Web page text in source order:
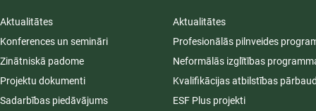
Aktualitātes
Konferences un semināri
Zinātniskā padome
Projektu dokumenti
Sadarbības piedāvājums
Aktualitātes
Profesionālās pilnveides
Neformālās izglītības
Kvalifikācijas atbilstības
ESF Plus projekti